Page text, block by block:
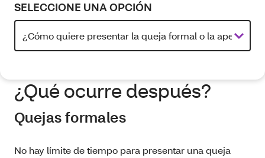
SELECCIONE UNA OPCIÓN
¿Qué ocurre después?
Quejas formales
No hay límite de tiempo para presentar una queja